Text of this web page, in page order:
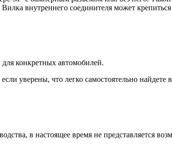
внутреннего соединителя может
конкретных автомобилей.
если уверены, что легко самостоятельно
в настоящее время не представляется